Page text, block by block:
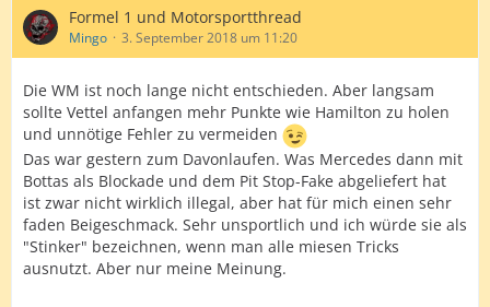
Formel 1 und Motorsportthread
Mingo 3. September 2018 um 11:20
Die WM ist noch lange nicht entschieden. Aber langsam
sollte Vettel anfangen mehr Punkte wie Hamilton zu holen
und unnötige Fehler zu vermeiden
Das war gestern zum Davonlaufen. Was Mercedes dann mit
Bottas als Blockade und dem Pit Stop-Fake abgeliefert hat
ist zwar nicht wirklich illegal, aber hat für mich einen sehr
faden Beigeschmack. Sehr unsportlich und ich würde sie als
"Stinker" bezeichnen, wenn man alle miesen Tricks
ausnutzt. Aber nur meine Meinung.